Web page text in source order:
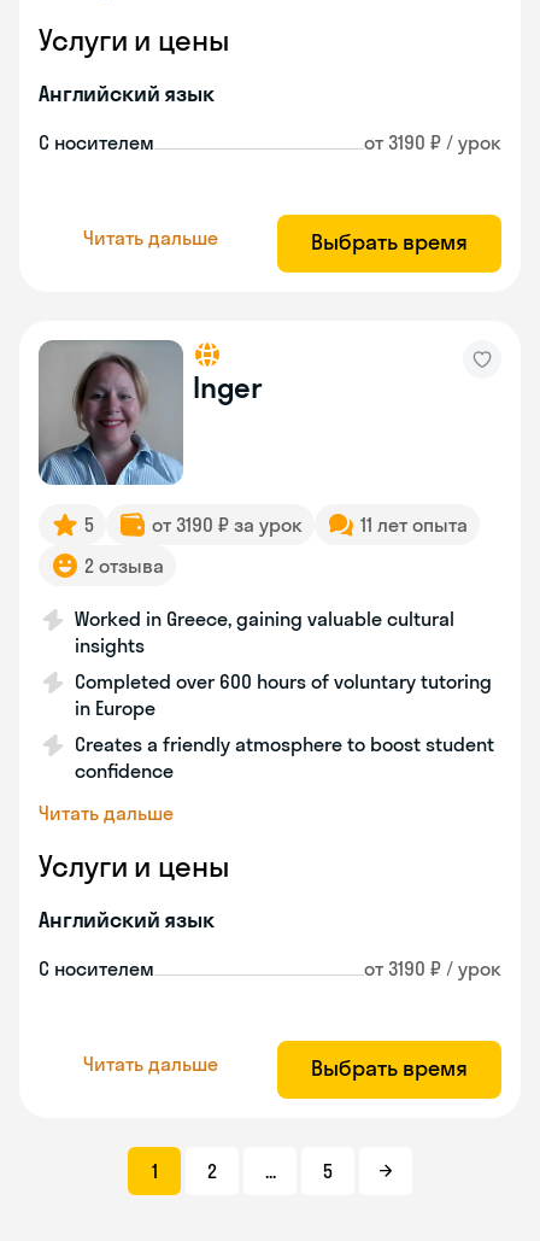
Услуги и цены
Английский язык
С носителем от 3190 ₽ / урок
Читать дальше Выбрать время
Inger
5 от 3190 ₽ за урок
11 лет опыта
2 отзыва
Worked in Greece, gaining valuable cultural
insights
Completed over 600 hours of voluntary tutoring
in Europe
Creates a friendly atmosphere to boost student
confidence
Читать дальше
Услуги и цены
Английский язык
С носителем от 3190 ₽ / урок
Читать дальше Выбрать время
1 2 ... 5